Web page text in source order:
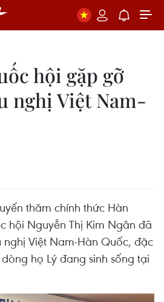
hội gặp gỡ
nghị Việt Nam-
thăm chính thức Hàn
hội Nguyễn Thị Kim Ngân đã
Việt Nam-Hàn Quốc, đặc
họ Lý đang sinh sống tại